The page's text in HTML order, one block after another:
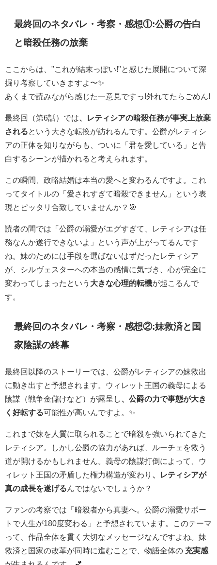
最終回のネタバレ・考察・感想①:公爵の告白
と暗殺任務の放棄
ここからは、"これが結末っぽい!"と感じた展開について深
掘り考察していきますよ〜✨
あくまで読みながら感じた一意見ですっ!外れてたらごめん!
最終回（第6話）では、レティシアの暗殺任務が事実上放棄
されるという大きな転換が訪れるんです。公爵がレティシ
アの正体を知りながらも、ついに「君を愛している」と告
白するシーンが描かれると考えられます。
この瞬間、政略結婚は本当の愛へと変わるんですよ。これ
ってタイトルの「愛されすぎて暗殺できません」という表
現とピッタリ合致していませんか？🎯
読者の間では「公爵の溺愛がエグすぎて、レティシアは任
務なんか遂行できないよ」という声が上がってるんです
ね。妹のためには手段を選ばないはずだったレティシア
が、シルヴェスターへの本当の感情に気づき、心が完全に
変わってしまったという 大きな心理的転機が起こるんで
す。
最終回のネタバレ・考察・感想②:妹救済と国
家陰謀の終幕
最終回以降のストーリーでは、公爵がレティシアの妹救出
に動き出すと予想されます。ウィレット王国の義母による
陰謀（戦争金儲けなど）が露呈し、公爵の力で事態が大き
く好転する可能性が高いんですよ。✨
これまで妹を人質に取られることで暗殺を強いられてきた
レティシア。しかし公爵の協力があれば、ルーチェを救う
道が開けるかもしれません。義母の陰謀打倒によって、ウ
ィレット王国の矛盾した権力構造が変わり 、レティシアが
真の成長を遂げるんではないでしょうか？
ファンの考察では「暗殺者から真妻へ。公爵の溺愛サポー
トで人生が180度変わる」と予想されています。このテーマ
って、作品全体を貫く大切なメッセージなんですよね。妹
救済と国家の改革が同時に進むことで、物語全体の 充実感